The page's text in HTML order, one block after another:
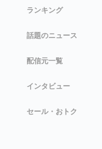
ランキング
話題のニュース
配信元一覧
インタビュー
セール・おトク